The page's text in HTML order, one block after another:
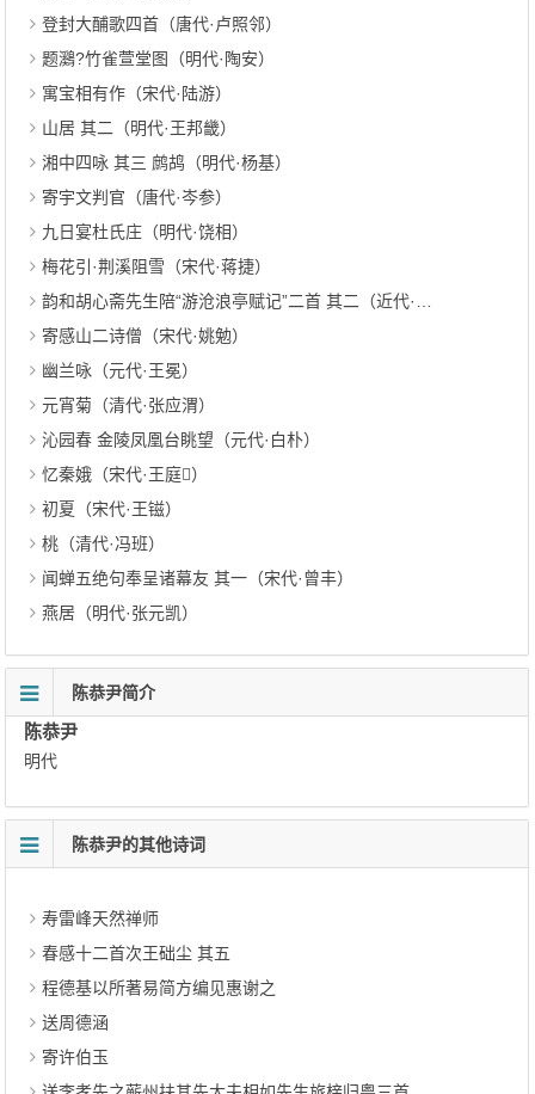
登封大酺歌四首（唐代·卢照邻）
题鸂?竹雀萱堂图（明代·陶安）
寓宝相有作（宋代·陆游）
山居 其二（明代·王邦畿）
湘中四咏 其三 鹧鸪（明代·杨基）
寄宇文判官（唐代·岑参）
九日宴杜氏庄（明代·饶相）
梅花引·荆溪阻雪（宋代·蒋捷）
韵和胡心斋先生陪“游沧浪亭赋记”二首 其二（近代·杨民仁）
寄感山二诗僧（宋代·姚勉）
幽兰咏（元代·王冕）
元宵菊（清代·张应渭）
沁园春 金陵凤凰台眺望（元代·白朴）
忆秦娥（宋代·王庭）
初夏（宋代·王镃）
桃（清代·冯班）
闻蝉五绝句奉呈诸幕友 其一（宋代·曾丰）
燕居（明代·张元凯）
陈恭尹简介
陈恭尹
明代
陈恭尹的其他诗词
寿雷峰天然禅师
春感十二首次王础尘 其五
程德基以所著易简方编见惠谢之
送周德涵
寄许伯玉